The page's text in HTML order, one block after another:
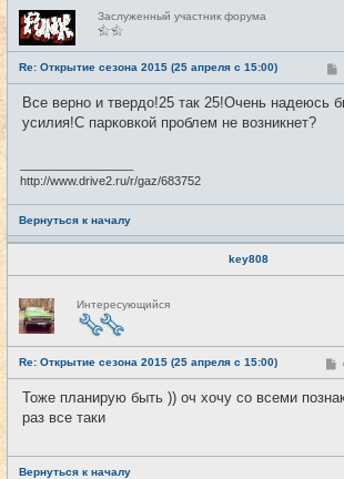
Н
е
в
с
е
т
и
Заслуженный участник форума
Re: Открытие сезона 2015 (25 апреля с 15:00)
Все верно и твердо!25 так 25!Очень надеюсь
усилия!С парковкой проблем не возникнет?
http://www.drive2.ru/r/gaz/683752
Вернуться к началу
key808
Н
е
в
с
е
т
и
Интересующийся
Re: Открытие сезона 2015 (25 апреля с 15:00)
о
б
и
Тоже планирую быть )) оч хочу со всеми
раз все таки
Вернуться к началу